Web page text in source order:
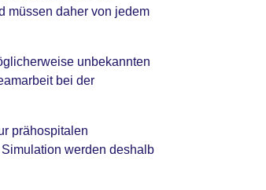
müssen daher von jedem
unbekannten
bei der
prähospitalen
werden deshalb